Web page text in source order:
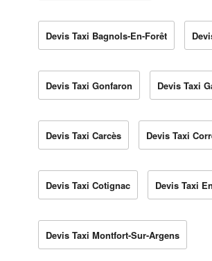
Devis Taxi Bagnols-En-Forêt
Devis Taxi Gonfaron Devis Taxi
Devis Taxi Carcès Devis Taxi
Devis Taxi Cotignac Devis Taxi
Devis Taxi Montfort-Sur-Argens